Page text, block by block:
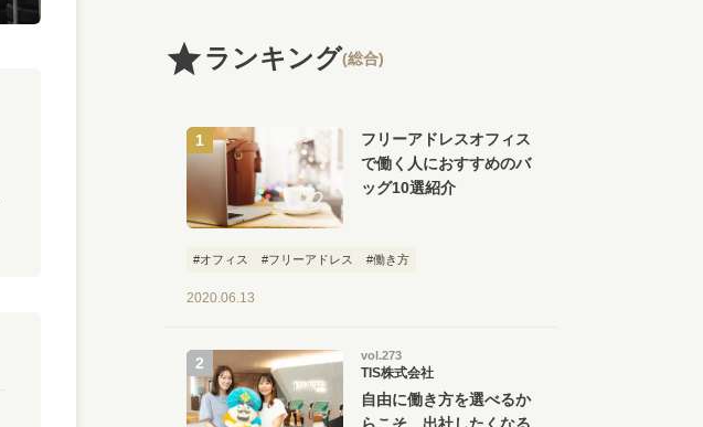
ランキング(総合)
フリーアドレスオフィス
で働く人におすすめのバ
ッグ10選紹介
#オフィス #フリーアドレス #働き方
2020.06.13
vol.273
TIS株式会社
自由に働き方を選べるか